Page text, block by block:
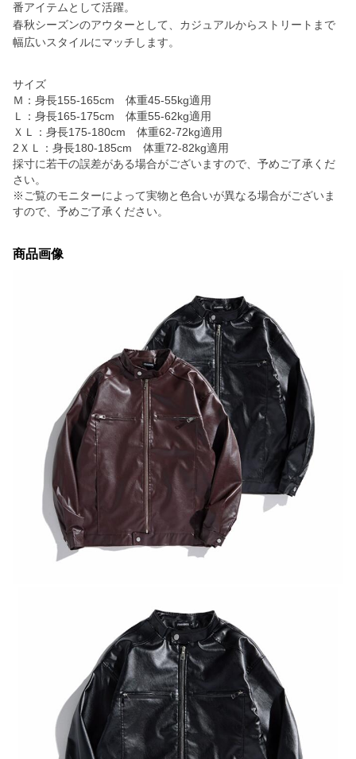
番アイテムとして活躍。
春秋シーズンのアウターとして、カジュアルからストリートまで
幅広いスタイルにマッチします。
サイズ
Ｍ：身長155-165cm 体重45-55kg適用
Ｌ：身長165-175cm 体重55-62kg適用
ＸＬ：身長175-180cm 体重62-72kg適用
2ＸＬ：身長180-185cm 体重72-82kg適用
採寸に若干の誤差がある場合がございますので、予めご了承くだ
さい。
※ご覧のモニターによって実物と色合いが異なる場合がございま
すので、予めご了承ください。
商品画像